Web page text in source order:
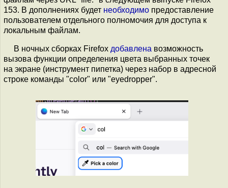
153. В дополнениях будет необходимо предоставление
пользователем отдельного полномочия для доступа к
локальным файлам.
В ночных сборках Firefox добавлена возможность
вызова функции определения цвета выбранных точек
на экране (инструмент пипетка) через набор в адресной
строке команды "color" или "eyedropper".